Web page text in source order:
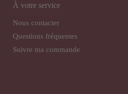
À votre service
Nous contacter
Questions fréquentes
Suivre ma commande